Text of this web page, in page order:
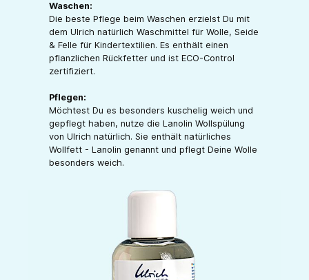
Waschen:
Die beste Pflege beim Waschen erzielst Du mit
dem Ulrich natürlich Waschmittel für Wolle, Seide
& Felle für Kindertextilien. Es enthält einen
pflanzlichen Rückfetter und ist ECO-Control
zertifiziert.
Pflegen:
Möchtest Du es besonders kuschelig weich und
gepflegt haben, nutze die Lanolin Wollspülung
von Ulrich natürlich. Sie enthält natürliches
Wollfett - Lanolin genannt und pflegt Deine Wolle
besonders weich.